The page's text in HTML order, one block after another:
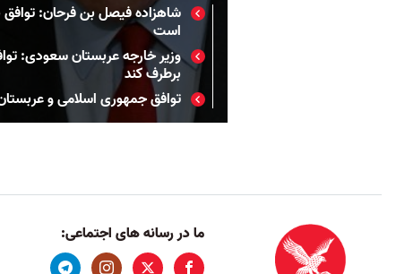
شاهزاده فیصل بن فرحان: توافق
است
وزیر خارجه عربستان سعودی:
برطرف کند
توافق جمهوری اسلامی و
ما در رسانه های اجتماعی: